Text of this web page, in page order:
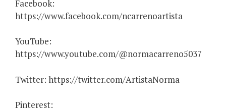
Facebook:
https://www.facebook.com/ncarrenoartista
YouTube:
https://www.youtube.com/@normacarreno5037
Twitter: https://twitter.com/ArtistaNorma
Pinterest: